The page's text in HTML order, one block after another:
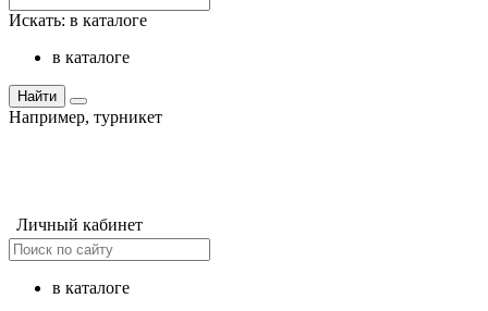
Искать: в каталоге
в каталоге
Найти
Например, турникет
Личный кабинет
в каталоге